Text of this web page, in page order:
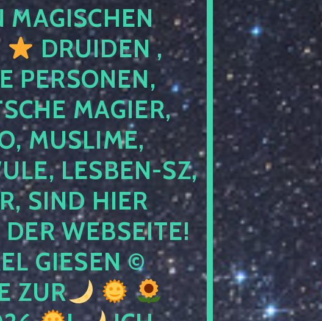
MAGISCHEN
DRUIDEN ,
PERSONEN,
MAGIER,
MUSLIME,
LESBEN-SZ,
SIND HIER
WEBSEITE!
GIESEN ©